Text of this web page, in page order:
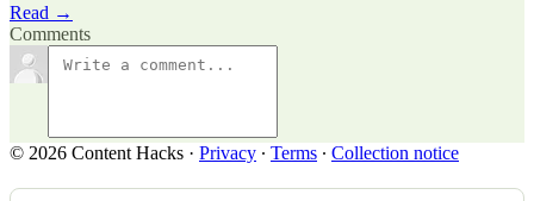
Read →
Comments
© 2026 Content Hacks · Privacy ∙ Terms ∙ Collection notice